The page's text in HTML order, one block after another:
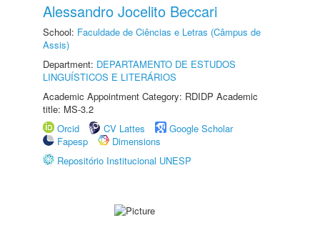
Alessandro Jocelito Beccari
School: Faculdade de Ciências e Letras (Câmpus de
Assis)
Department: DEPARTAMENTO DE ESTUDOS
LINGUÍSTICOS E LITERÁRIOS
Academic Appointment Category: RDIDP Academic
title: MS-3.2
Orcid
CV Lattes
Google Scholar
Fapesp
Dimensions
Repositório Institucional UNESP